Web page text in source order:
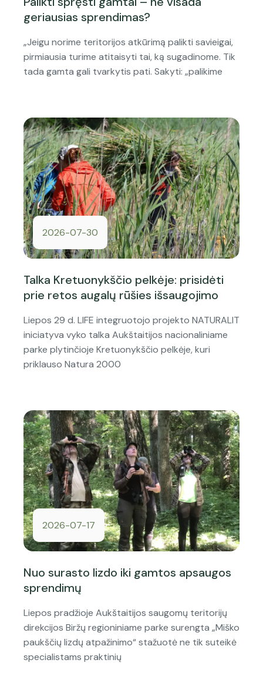
geriausias sprendimas?
„Jeigu norime teritorijos atkūrimą palikti savieigai,
pirmiausia turime atitaisyti tai, ką sugadinome. Tik
tada gamta gali tvarkytis pati. Sakyti: „palikime
2026-07-30
Talka Kretuonykščio pelkėje: prisidėti
prie retos augalų rūšies išsaugojimo
Liepos 29 d. LIFE integruotojo projekto NATURALIT
iniciatyva vyko talka Aukštaitijos nacionaliniame
parke plytinčioje Kretuonykščio pelkėje, kuri
priklauso Natura 2000
2026-07-17
Nuo surasto lizdo iki gamtos apsaugos
sprendimų
Liepos pradžioje Aukštaitijos saugomų teritorijų
direkcijos Biržų regioniniame parke surengta „Miško
paukščių lizdų atpažinimo“ stažuotė ne tik suteikė
specialistams praktinių